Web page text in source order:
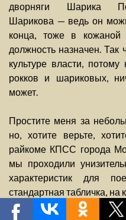
дворняги Шарика
Шарикова — ведь он
конца, тоже в
должность назначен.
культуре власти,
рокков и шариковых,
может.
Простите меня за
но, хотите верьте,
райкоме КПСС города
мы проходили
характеристик для
стандартная табличка,
«ШАРИКОВ»... Судя по